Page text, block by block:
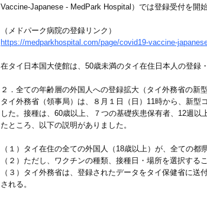
Vaccine-Japanese - MedPark Hospital）では登録受付を開
（メドパーク病院の登録リンク）
https://medparkhospital.com/page/covid19-vaccine-
在タイ日本国大使館は、50歳未満のタイ在住日本人の登録
２．全ての年齢層の外国人への登録拡大（タイ外務省の新
タイ外務省（領事局）は、８月１日（日）11時から、新
した。接種は、60歳以上、７つの基礎疾患保有者、12週
たところ、以下の説明がありました。
（１）タイ在住の全ての外国人（18歳以上）が、全ての都
（２）ただし、ワクチンの種類、接種日・場所を選択する
（３）タイ外務省は、登録されたデータをタイ保健省に
される。